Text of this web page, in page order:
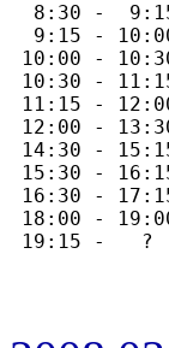
8:30 -
9:15 -
10:00 -
10:30 -
11:15 -
12:00 -
14:30 -
15:30 -
16:30 -
18:00 -